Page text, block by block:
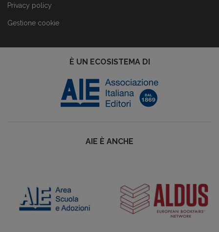
Privacy policy
Gestione cookie
È UN ECOSISTEMA DI
AIE È ANCHE